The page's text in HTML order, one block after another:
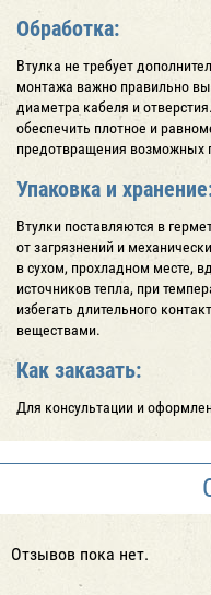
Обработка:
Втулка не требует
монтажа важно правильно
диаметра кабеля и
обеспечить плотное и
предотвращения возможных
Упаковка и
Втулки поставляются в
от загрязнений и
в сухом, прохладном месте,
источников тепла, при
избегать длительного
веществами.
Как заказать:
Для консультации и
Отзывов пока нет.